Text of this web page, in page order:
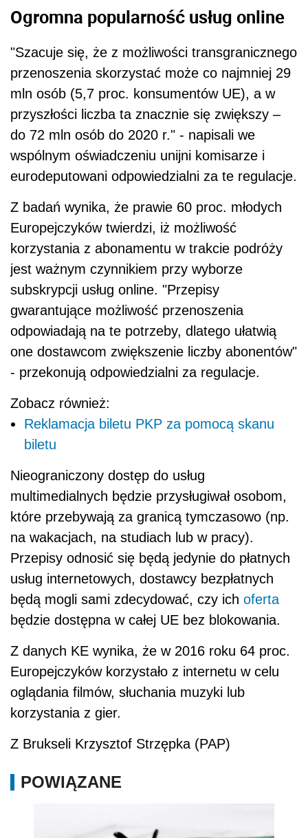
Ogromna popularność usług online
"Szacuje się, że z możliwości transgranicznego
przenoszenia skorzystać może co najmniej 29
mln osób (5,7 proc. konsumentów UE), a w
przyszłości liczba ta znacznie się zwiększy –
do 72 mln osób do 2020 r." - napisali we
wspólnym oświadczeniu unijni komisarze i
eurodeputowani odpowiedzialni za te regulacje.
Z badań wynika, że prawie 60 proc. młodych
Europejczyków twierdzi, iż możliwość
korzystania z abonamentu w trakcie podróży
jest ważnym czynnikiem przy wyborze
subskrypcji usług online. "Przepisy
gwarantujące możliwość przenoszenia
odpowiadają na te potrzeby, dlatego ułatwią
one dostawcom zwiększenie liczby abonentów"
- przekonują odpowiedzialni za regulacje.
Zobacz również:
Reklamacja biletu PKP za pomocą skanu
biletu
Nieograniczony dostęp do usług
multimedialnych będzie przysługiwał osobom,
które przebywają za granicą tymczasowo (np.
na wakacjach, na studiach lub w pracy).
Przepisy odnosić się będą jedynie do płatnych
usług internetowych, dostawcy bezpłatnych
będą mogli sami zdecydować, czy ich oferta
będzie dostępna w całej UE bez blokowania.
Z danych KE wynika, że w 2016 roku 64 proc.
Europejczyków korzystało z internetu w celu
oglądania filmów, słuchania muzyki lub
korzystania z gier.
Z Brukseli Krzysztof Strzępka (PAP)
POWIĄZANE